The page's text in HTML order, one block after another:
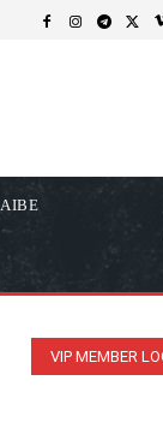
AIBE
VIP MEMBER